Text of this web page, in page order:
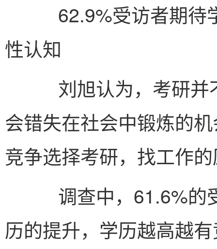
62.9%受访者期待
性认知
刘旭认为，考研并
会错失在社会中锻炼的
竞争选择考研，找工作
调查中，61.6%的
历的提升，学历越高越